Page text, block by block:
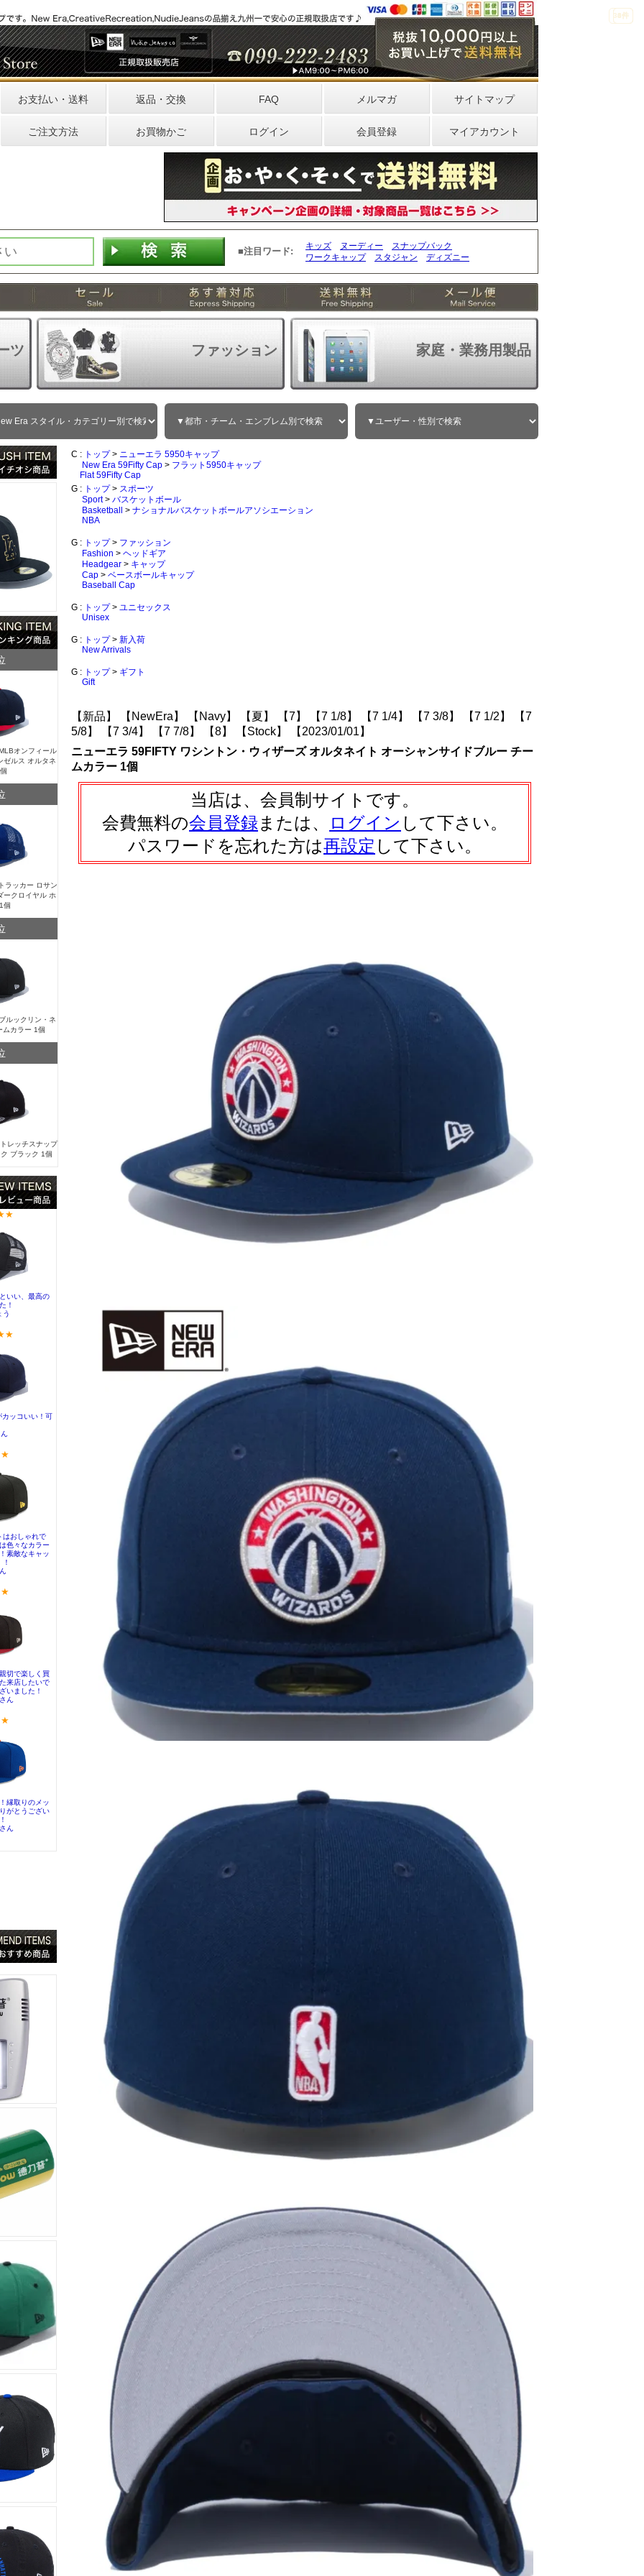
お支払い・送料 返品・交換 FAQ メルマガ サイトマップ
ご注文方法 お買物かご ログイン 会員登録 マイアカウント
■注目ワード: キッズ ヌーディー
スナップバック
ワークキャップ
スタジャン ディズニー
ツ ファッション 家庭・業務用製品
オンフィール
ゼルス オルタネ
ラッカー ロサン
ークロイヤル ホ
個
ルックリン・ネ
ムカラー 1個
レッチスナップ
ブラック 1個
C : トップ> ニューエラ 5950キャップ
New Era 59Fifty Cap > フラット5950キャップ
Flat 59Fifty Cap
G : トップ> スポーツ
Sport> バスケットボール
Basketball
> ナショナルバスケットボールアソシエーション
NBA
G : トップ> ファッション
Fashion > ヘッドギア
Headgear > キャップ
Cap > ベースボールキャップ
Baseball Cap
G : トップ> ユニセックス
Unisex
G : トップ> 新入荷
New Arrivals
G : トップ> ギフト
Gift
【新品】 【NewEra】 【Navy】 【夏】 【7】 【7 1/8】 【7 1/4】 【7 3/8】 【7 1/2】
【7
5/8】
【7 3/4】 【7 7/8】 【8】 【Stock】
【2023/01/01】
ニューエラ 59FIFTY ワシントン・ウィザーズ オルタネイト オーシャンサイドブルー チー
ムカラー 1個
当店は、会員制サイトです。
会費無料の会員登録または、 ログイン して下さい。
パスワードを忘れた方は再設定 して下さい。
33件
4件
0件